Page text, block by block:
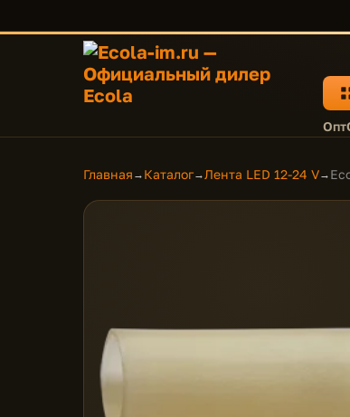
Опт
Главная → Каталог→Лента LED 12-24 V→